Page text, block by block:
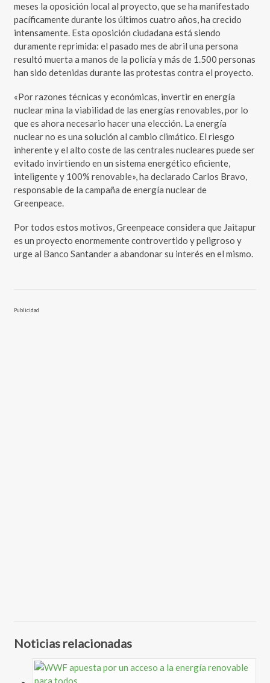
meses la oposición local al proyecto, que se ha manifestado
pacíficamente durante los últimos cuatro años, ha crecido
intensamente. Esta oposición ciudadana está siendo
duramente reprimida: el pasado mes de abril una persona
resultó muerta a manos de la policía y más de 1.500 personas
han sido detenidas durante las protestas contra el proyecto.
«Por razones técnicas y económicas, invertir en energía
nuclear mina la viabilidad de las energías renovables, por lo
que es ahora necesario hacer una elección. La energía
nuclear no es una solución al cambio climático. El riesgo
inherente y el alto coste de las centrales nucleares puede ser
evitado invirtiendo en un sistema energético eficiente,
inteligente y 100% renovable», ha declarado Carlos Bravo,
responsable de la campaña de energía nuclear de
Greenpeace.
Por todos estos motivos, Greenpeace considera que Jaitapur
es un proyecto enormemente controvertido y peligroso y
urge al Banco Santander a abandonar su interés en el mismo.
Publicidad
Noticias relacionadas